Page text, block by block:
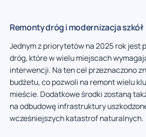
Remonty dróg i modernizacja szkół
Jednym z priorytetów na 2025 rok jest
dróg, które w wielu miejscach
interwencji. Na ten cel przeznaczono
budżetu, co pozwoli na remont wielu
mieście. Dodatkowe środki zostaną
na odbudowę infrastruktury
wcześniejszych katastrof naturalnych.